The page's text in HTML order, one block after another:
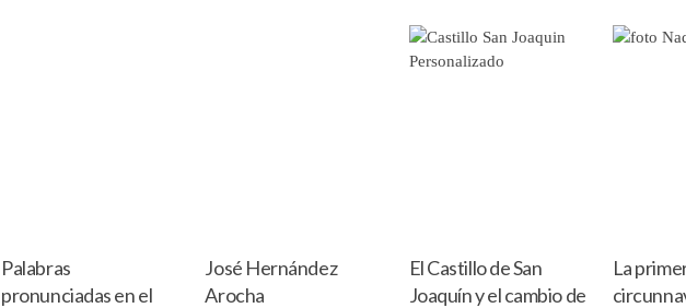
Palabras
pronunciadas en el
José Hernández
Arocha
El Castillo de San
Joaquín y el cambio de
La